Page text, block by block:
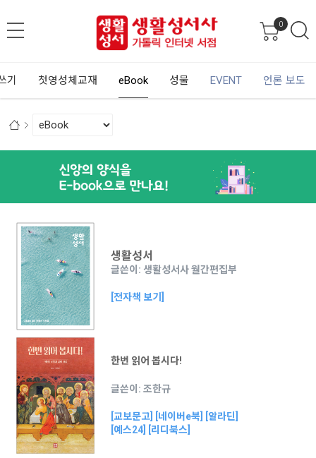
0
기 첫영성체교재 eBook 성물 EVENT 언론 보도
생활성서
글쓴이: 생활성서사 월간편집부
[전자책 보기]
한번 읽어 봅시다!
글쓴이: 조한규
[교보문고] [네이버e북]
[알라딘]
[예스24]
[리디북스]